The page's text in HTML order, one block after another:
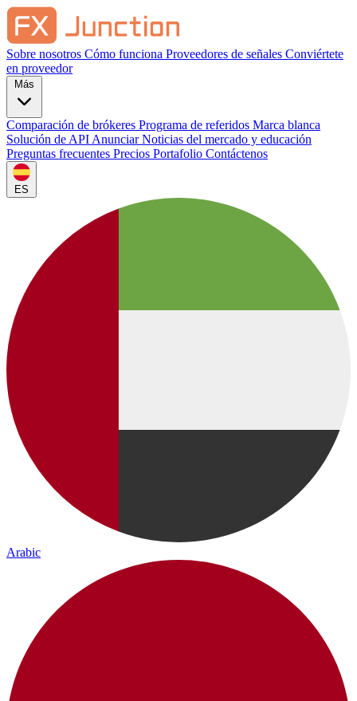
Sobre nosotros Cómo funciona Proveedores de señales Conviértete
en proveedor
Comparación de brókeres Programa de referidos Marca blanca
Solución de API AnunciarNoticias del mercado y educación
Preguntas frecuentes Precios Portafolio Contáctenos
ES
Arabic